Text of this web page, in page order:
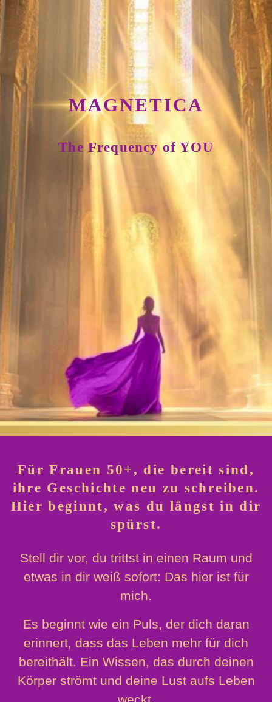
MAGNETICA
The Frequency of YOU
Für Frauen 50+, die bereit sind,
ihre Geschichte neu zu schreiben.
Hier beginnt, was du längst in dir
spürst.
Stell dir vor, du trittst in einen Raum und
etwas in dir weiß sofort: Das hier ist für
mich.
Es beginnt wie ein Puls, der dich daran
erinnert, dass das Leben mehr für dich
bereithält. Ein Wissen, das durch deinen
Körper strömt und deine Lust aufs Leben